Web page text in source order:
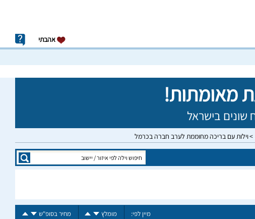
אהבתי
וילות עם בריכה מחוממת לערב חברה בכרמל
מיין לפי: מומלץ מחיר בסופ"ש